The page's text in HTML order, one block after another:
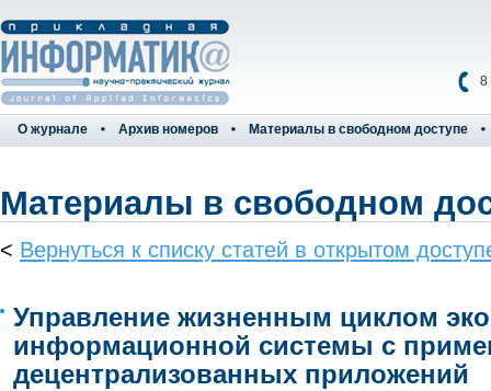
8
О журнале Архив номеров Материалы в свободном доступе
Материалы в свободном
< Вернуться к списку статей в открытом
Управление жизненным циклом
информационной системы с
децентрализованных приложений